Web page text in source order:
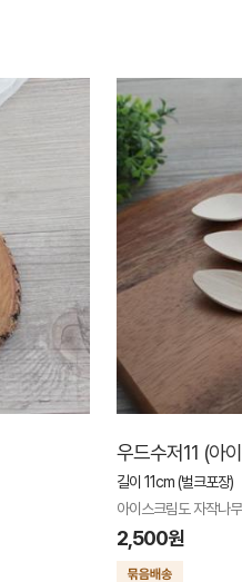
우드수저11 (아
길이 11cm (벌크포장)
아이스크림도 자작나
2,500원